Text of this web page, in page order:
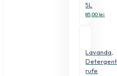
5L
85,00 lei
Lavanda,
Detergent
rufe